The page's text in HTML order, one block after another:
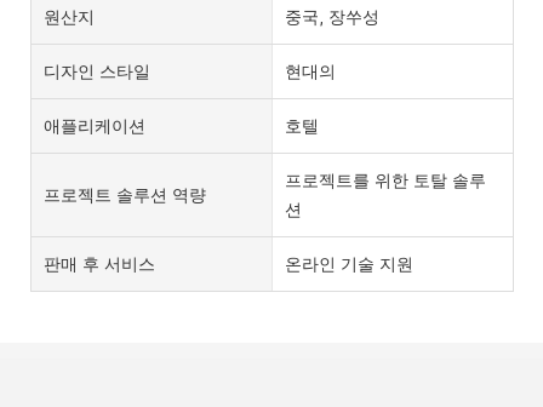
원산지 중국, 장쑤성
디자인 스타일 현대의
애플리케이션 호텔
프로젝트 솔루션 역량
프로젝트를 위한 토탈 솔루
션
판매 후 서비스 온라인 기술 지원